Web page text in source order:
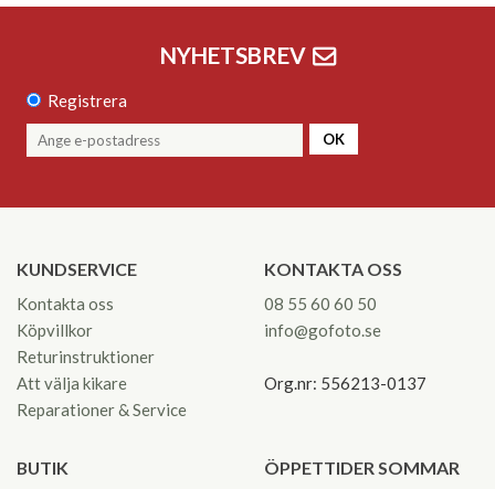
NYHETSBREV
Registrera
OK
KUNDSERVICE
Kontakta oss
Köpvillkor
Returinstruktioner
Att välja kikare
Reparationer & Service
KONTAKTA OSS
08 55 60 60 50
info@gofoto.se
Org.nr: 556213-0137
BUTIK ÖPPETTIDER SOMMAR